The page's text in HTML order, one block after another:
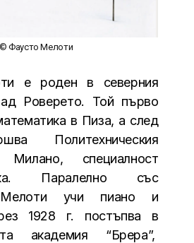
© Фаусто Мелоти
е роден в северния
Роверето. Той първо
в Пиза, а след
Политехническия
специалност
Паралелно със
Мелоти учи пиано и
1928 г. постъпва в
академия “Брера”,